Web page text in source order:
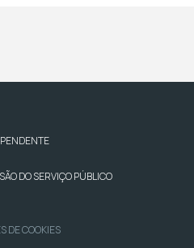
DO SERVIÇO PÚBLICO
DE COOKIES